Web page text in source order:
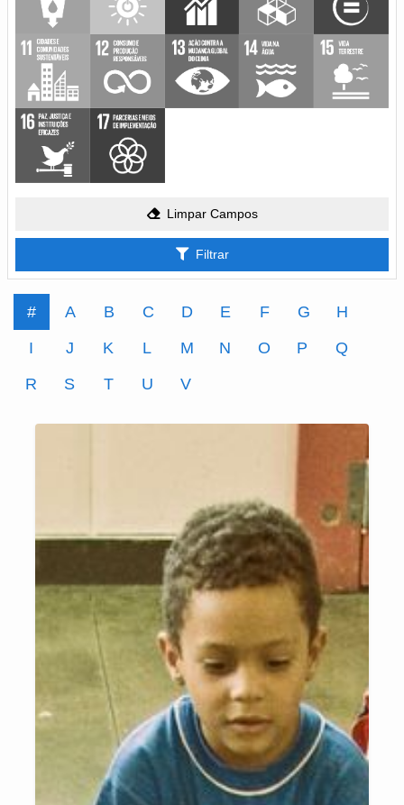
Limpar Campos
Filtrar
# A B C D E F G
H
I
J K L M N O P
Q
R
S T U V